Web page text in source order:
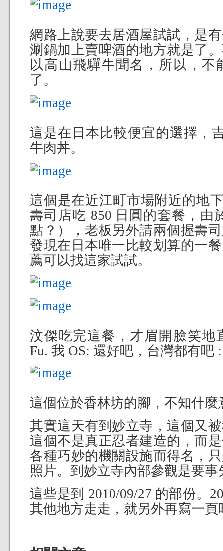
網路上說要去居酒屋試試，是
涮鍋加上賣啤酒的地方就是了
以高山飛驒牛聞名，所以，不
了。
這是在日本比較便宜的選擇，
牛肉丼。
這個是在近江町市場附近的地
壽司店吃 850 日圓的套餐，由
點？），老板另外請兩個握壽
發現在日本唯一比較划算的一
薦可以找這家試試。
汶傑吃完這餐，才眉開臉笑地
Fu. 我 OS: 還好吧，台灣都有吧
這個位於香林坊的腳，不知什麼
其實這天有到妙立寺，這個又
這個不是真正忍者建造的，而
各種巧妙的機關設施而得名，
照片。到妙立寺內部參觀是要事
這些是到 2010/09/27 的部份。
其他地方走走，就另外再寫一頁